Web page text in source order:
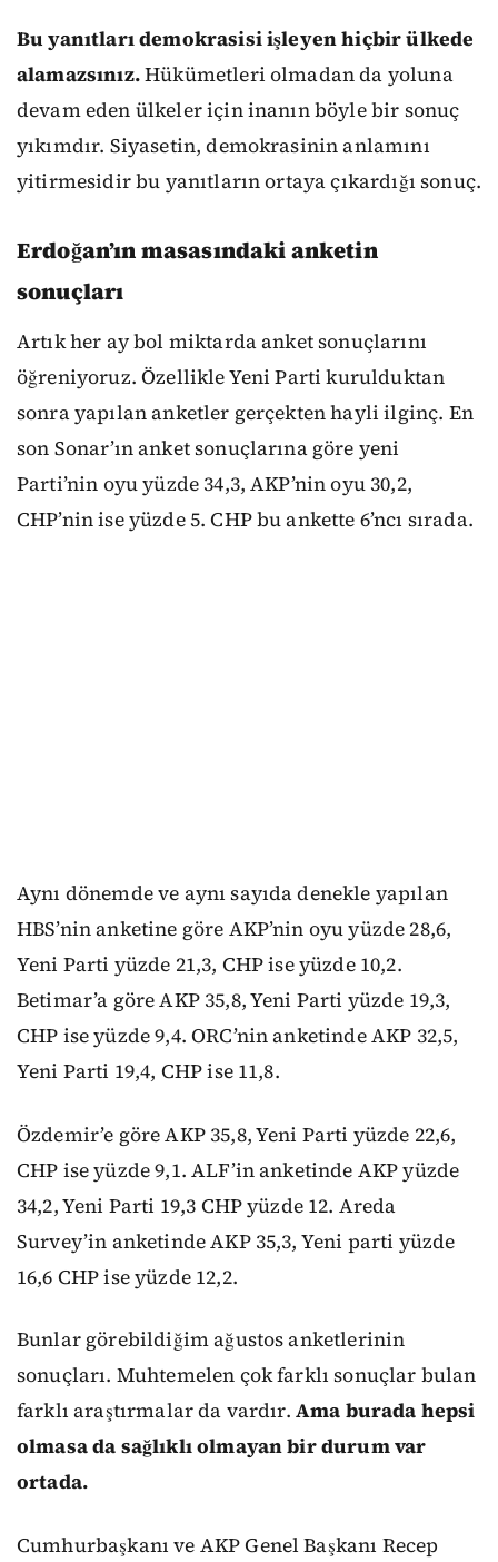
Bu yanıtları demokrasisi işleyen hiçbir ülkede
alamazsınız.Hükümetleri olmadan da yoluna
devam eden ülkeler için inanın böyle bir sonuç
yıkımdır. Siyasetin, demokrasinin anlamını
yitirmesidir bu yanıtların ortaya çıkardığı sonuç.
Erdoğan’ın masasındaki anketin
sonuçları
Artık her ay bol miktarda anket sonuçlarını
öğreniyoruz. Özellikle Yeni Parti kurulduktan
sonra yapılan anketler gerçekten hayli ilginç. En
son Sonar’ın anket sonuçlarına göre yeni
Parti’nin oyu yüzde 34,3, AKP’nin oyu 30,2,
CHP’nin ise yüzde 5. CHP bu ankette 6’ncı sırada.
Aynı dönemde ve aynı sayıda denekle yapılan
HBS’nin anketine göre AKP’nin oyu yüzde 28,6,
Yeni Parti yüzde 21,3, CHP ise yüzde 10,2.
Betimar’a göre AKP 35,8, Yeni Parti yüzde 19,3,
CHP ise yüzde 9,4. ORC’nin anketinde AKP 32,5,
Yeni Parti 19,4, CHP ise 11,8.
Özdemir’e göre AKP 35,8, Yeni Parti yüzde 22,6,
CHP ise yüzde 9,1. ALF’in anketinde AKP yüzde
34,2, Yeni Parti 19,3 CHP yüzde 12. Areda
Survey’in anketinde AKP 35,3, Yeni parti yüzde
16,6 CHP ise yüzde 12,2.
Bunlar görebildiğim ağustos anketlerinin
sonuçları. Muhtemelen çok farklı sonuçlar bulan
farklı araştırmalar da vardır. Ama burada hepsi
olmasa da sağlıklı olmayan bir durum var
ortada.
Cumhurbaşkanı ve AKP Genel Başkanı Recep